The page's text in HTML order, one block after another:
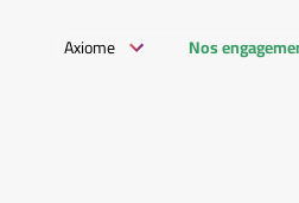
Axiome Nos